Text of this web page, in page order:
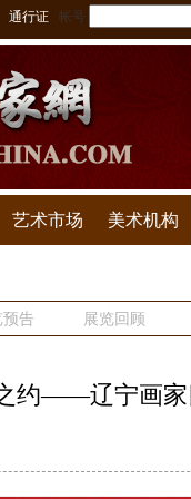
通行证 帐号
艺术市场 美术机构
预告 展览回顾
约——辽宁画家